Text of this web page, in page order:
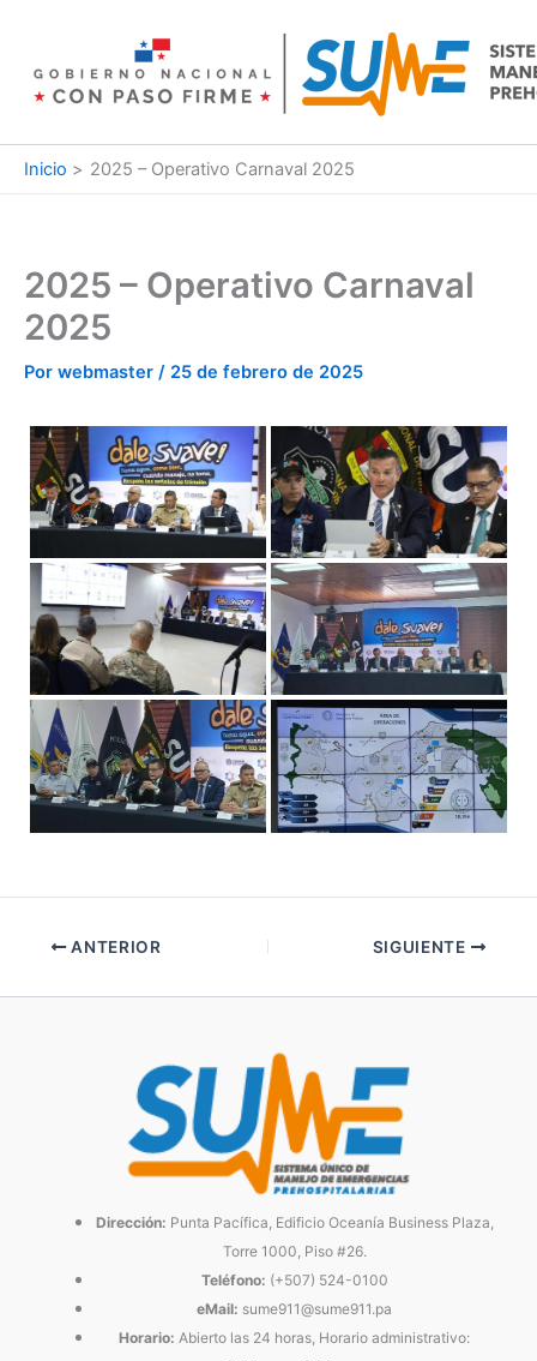
contenido
Inicio 2025 – Operativo Carnaval 2025
2025 – Operativo Carnaval
2025
Por webmaster / 25 de febrero de 2025
ANTERIOR SIGUIENTE
Dirección: Punta Pacífica, Edificio Oceanía Business Plaza,
Torre 1000, Piso #26.
Teléfono: (+507) 524-0100
eMail: sume911@sume911.pa
Horario: Abierto las 24 horas, Horario administrativo: